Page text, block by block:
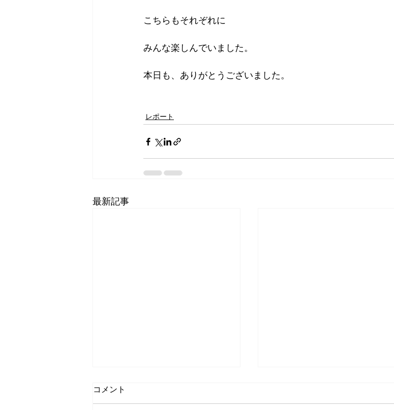
こちらもそれぞれに
みんな楽しんでいました。
本日も、ありがとうございました。
レポート
最新記事
コメント